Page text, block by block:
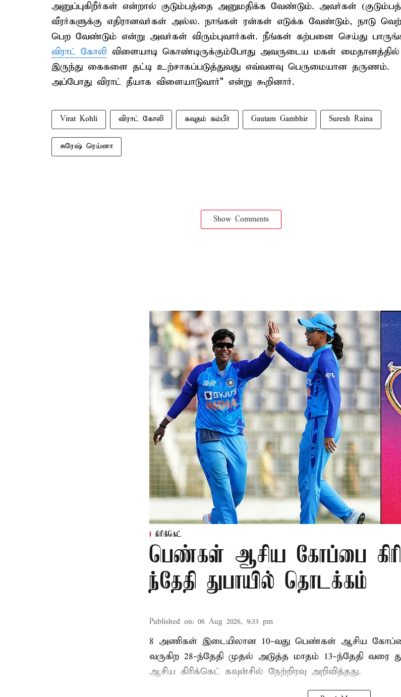
அனுப்புகிறீர்கள் என்றால் குடும்பத்தை அனுமதிக்க வேண்டும். அவர்கள்
வீரர்களுக்கு எதிரானவர்கள் அல்ல. நாங்கள் ரன்கள் எடுக்க வேண்டும், நாடு
பெற வேண்டும் என்று அவர்கள் விரும்புவார்கள். நீங்கள் கற்பனை செய்து
விராட் கோலி விளையாடி கொண்டிருக்கும்போது அவருடைய மகள் மைதானத்தில்
இருந்து கைகளை தட்டி உற்சாகப்படுத்துவது எவ்வளவு பெருமையான தருணம்.
அப்போது விராட் தீயாக விளையாடுவார்" என்று கூறினார்.
Virat Kohli விராட் கோலி கவுதம் கம்பீர் Gautam Gambhir Suresh Raina
சுரேஷ் ரெய்னா
Show Comments
கிரிக்கெட்
பெண்கள் ஆசிய கோப்பை
ந்தேதி துபாயில் தொடக்கம்
Published on: 06 Aug 2026, 9:33 pm
8 அணிகள் இடையிலான 10-வது பெண்கள் ஆசிய கோப்பை
வருகிற 28-ந்தேதி முதல் அடுத்த மாதம் 13-ந்தேதி வரை
ஆசிய கிரிக்கெட் கவுன்சில் நேற்றிரவு அறிவித்தது.